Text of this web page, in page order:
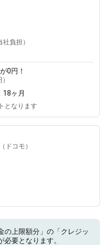
負担）
0円！
）
18ヶ月
となります
ドコモ）
の上限額分」の「クレジッ
必要となります。